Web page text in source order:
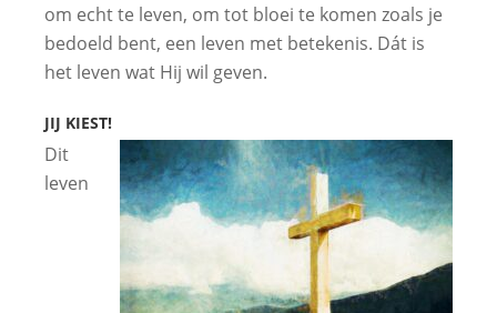
om echt te leven, om tot bloei te komen zoals je
bedoeld bent, een leven met betekenis. Dát is
het leven wat Hij wil geven.
JIJ KIEST!
Dit
leven